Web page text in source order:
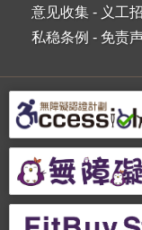
意见收集 - 义工
私稳条例 - 免责